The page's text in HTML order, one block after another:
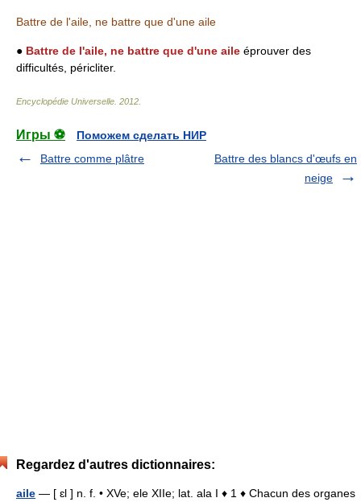
Battre de l'aile, ne battre que d'une aile
● Battre de l'aile, ne battre que d'une aile éprouver des
difficultés, péricliter.
Encyclopédie Universelle 2012
Игры ⚽
Поможем сделать НИР
Battre comme plâtre
Battre des blancs d'œufs en
neige
Regardez d'autres dictionnaires:
aile — [ ɛl ] n. f. • XVe; ele XIIe; lat. ala I ♦ 1 ♦ Chacun des organes